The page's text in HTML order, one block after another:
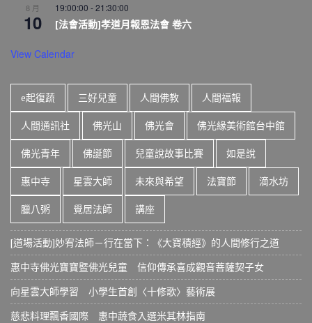
8 月
10
19:00:00 -21:30:00
[法會活動]孝道月報恩法會 卷六
View Calendar
e起復蔬 三好兒童 人間佛教 人間福報
人間通訊社 佛光山 佛光會 佛光緣美術館台中館
佛光青年 佛誕節 兒童說故事比賽 如是說
惠中寺 星雲大師 未來與希望 法寶節 滴水坊
臘八粥 覺居法師 講座
[道場活動]妙宥法師－行在當下：《大寶積經》的人間修行之道
惠中寺佛光寶寶暨佛光兒童 信仰傳承喜成觀音菩薩契子女
向星雲大師學習 小學生首創〈十修歌〉藝術展
慈悲料理飄香國際 惠中蔬食入選米其林指南